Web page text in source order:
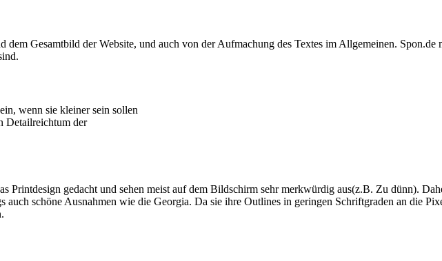
Gesamtbild der Website, und auch von der Aufmachung des Textes im Allgemeinen. Spon.de
wenn sie kleiner sein sollen
Detailreichtum der
Printdesign gedacht und sehen meist auf dem Bildschirm sehr merkwürdig aus(z.B. Zu dünn).
auch schöne Ausnahmen wie die Georgia. Da sie ihre Outlines in geringen Schriftgraden an die